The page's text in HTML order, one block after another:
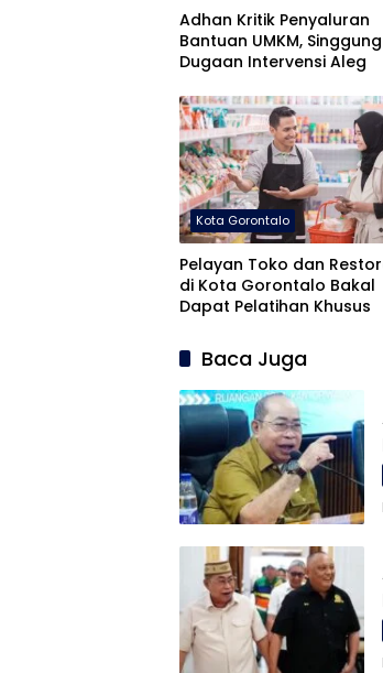
Adhan Kritik Penyaluran
Bantuan UMKM, Singgung
Dugaan Intervensi Aleg
Kota Gorontalo
Pelayan Toko dan
di Kota Gorontalo Bakal
Dapat Pelatihan Khusus
Baca Juga